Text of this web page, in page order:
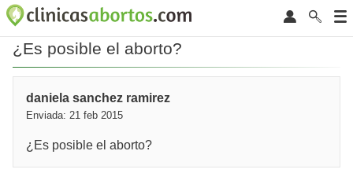
¿Es posible el aborto?
daniela sanchez ramirez
Enviada: 21 feb 2015
¿Es posible el aborto?